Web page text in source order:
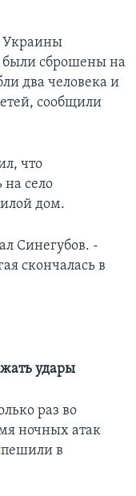
Украины
были сброшены на
два человека и
сообщили
что
село
дом.
Синегубов. -
скончалась в
удары
раз во
ночных атак
в